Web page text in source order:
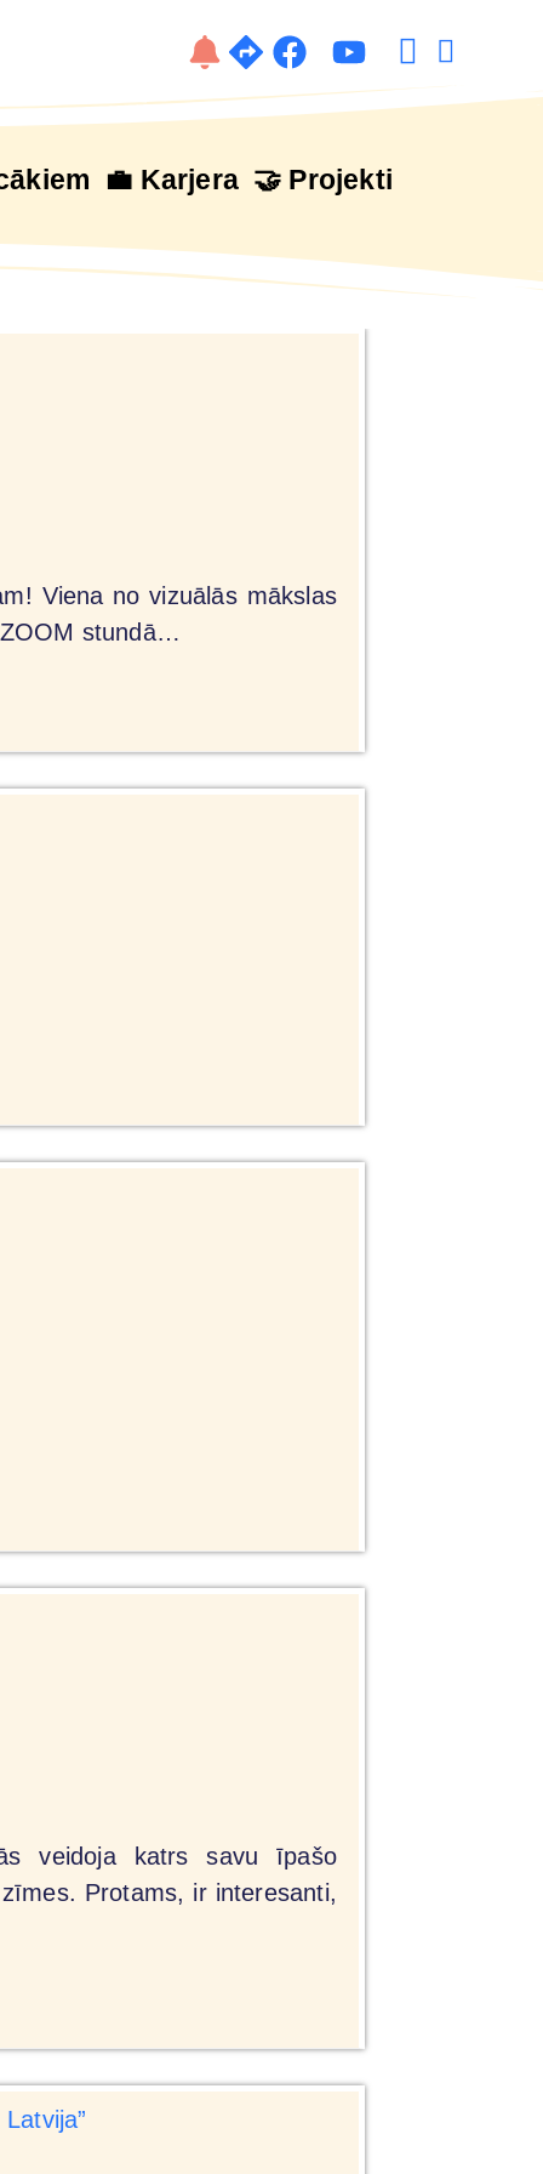
💼 Karjera 🤝 Projekti
Viena no vizuālās mākslas
stundā…
veidoja katrs savu īpašo
Protams, ir interesanti,